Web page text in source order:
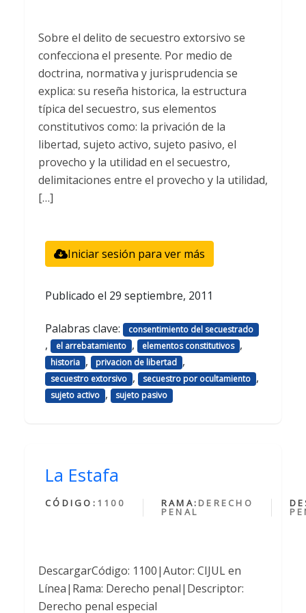
Sobre el delito de secuestro extorsivo se
confecciona el presente. Por medio de
doctrina, normativa y jurisprudencia se
explica: su reseña historica, la estructura
típica del secuestro, sus elementos
constitutivos como: la privación de la
libertad, sujeto activo, sujeto pasivo, el
provecho y la utilidad en el secuestro,
delimitaciones entre el provecho y la utilidad,
[…]
Iniciar sesión para ver más
Publicado el 29 septiembre, 2011
Palabras clave: consentimiento del secuestrado
, el arrebatamiento , elementos constitutivos ,
historia , privacion de libertad ,
secuestro extorsivo , secuestro por ocultamiento ,
sujeto activo , sujeto pasivo
La Estafa
CÓDIGO: 1100 RAMA: DERECHO
PENAL
DescargarCódigo: 1100|Autor: CIJUL en
Línea|Rama: Derecho penal|Descriptor:
Derecho penal especial